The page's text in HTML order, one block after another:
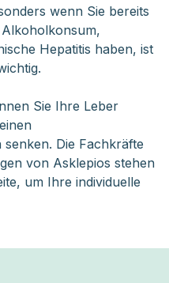
wenn Sie bereits
Hepatitis haben, ist
Sie Ihre Leber
Die Fachkräfte
von Asklepios stehen
um Ihre individuelle